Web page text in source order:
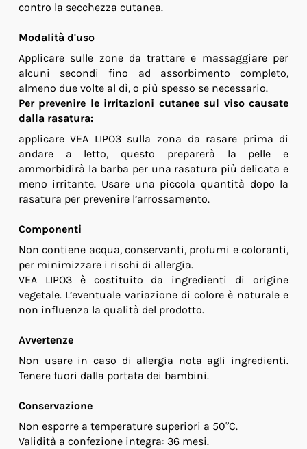
contro la secchezza cutanea.
Modalità d'uso
Applicare sulle zone da trattare e massaggiare per
alcuni secondi fino ad assorbimento completo,
almeno due volte al dì, o più spesso se necessario.
Per prevenire le irritazioni cutanee sul viso causate
dalla rasatura:
applicare VEA LIPO3 sulla zona da rasare prima di
andare a letto, questo preparerà la pelle e
ammorbidirà la barba per una rasatura più delicata e
meno irritante. Usare una piccola quantità dopo la
rasatura per prevenire l’arrossamento.
Componenti
Non contiene acqua, conservanti, profumi e coloranti,
per minimizzare i rischi di allergia.
VEA LIPO3 è costituito da ingredienti di origine
vegetale. L’eventuale variazione di colore è naturale e
non influenza la qualità del prodotto.
Avvertenze
Non usare in caso di allergia nota agli ingredienti.
Tenere fuori dalla portata dei bambini.
Conservazione
Non esporre a temperature superiori a 50°C.
Validità a confezione integra: 36 mesi.